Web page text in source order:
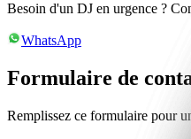
Besoin d'un DJ en urgence ?
WhatsApp
Formulaire de
Remplissez ce formulaire pour